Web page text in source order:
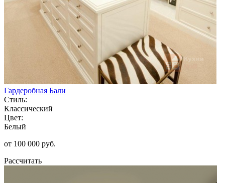
Гардеробная Бали
Стиль:
Классический
Цвет:
Белый
от 100 000 руб.
Рассчитать